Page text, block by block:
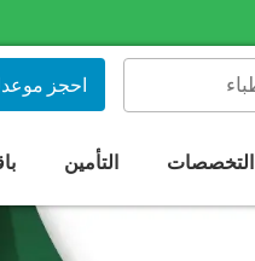
احجز
التخصصات التأمين